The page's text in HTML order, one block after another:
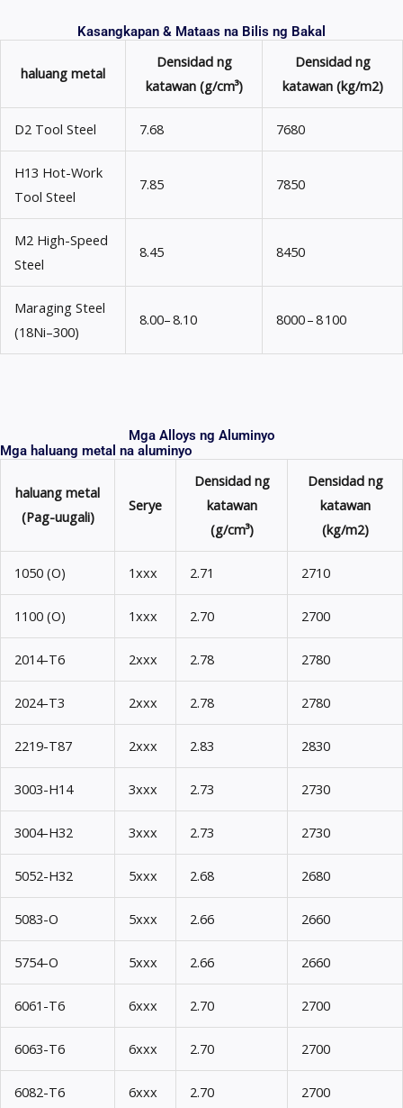
Kasangkapan & Mataas na Bilis ng Bakal
haluang metal
Densidad ng
katawan (g/cm³)
Densidad ng
katawan (kg/m2)
D2 Tool Steel 7.68 7680
H13 Hot-Work
Tool Steel
7.85 7850
M2 High-Speed
Steel
8.45 8450
Maraging Steel
(18Ni–300)
8.00– 8.10 8000 – 8 100
Mga Alloys ng Aluminyo
Mga haluang metal na aluminyo
haluang metal
(Pag-uugali)
Serye
Densidad ng
katawan
(g/cm³)
Densidad ng
katawan
(kg/m2)
1050 (O) 1xxx 2.71 2710
1100 (O) 1xxx 2.70 2700
2014-T6 2xxx 2.78 2780
2024-T3 2xxx 2.78 2780
2219-T87 2xxx 2.83 2830
3003-H14 3xxx 2.73 2730
3004-H32 3xxx 2.73 2730
5052-H32 5xxx 2.68 2680
5083-O 5xxx 2.66 2660
5754-O 5xxx 2.66 2660
6061-T6 6xxx 2.70 2700
6063-T6 6xxx 2.70 2700
6082-T6 6xxx 2.70 2700